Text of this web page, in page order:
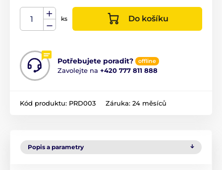
ks Do košíku
Potřebujete poradit? offline
Zavolejte na +420 777 811 888
Kód produktu: PRD003 Záruka: 24 měsíců
Popis a parametry